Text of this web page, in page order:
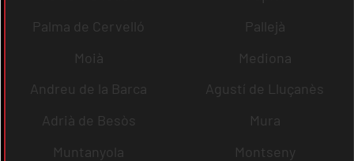
Palma de Cervelló
Pallejà
Moià
Mediona
Andreu de la Barca
Agustí de Lluçanès
Adrià de Besòs
Mura
Muntanyola
Montseny